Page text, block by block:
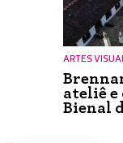
ARTES
ateliê e
Bienal